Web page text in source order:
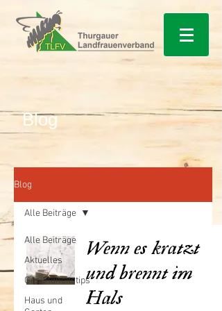
Blog
Blog
Alle Beiträge
Aktuelles
Gesundheitstips
Haus und
Alle Beiträge
Wenn es kratzt
und brennt im
Hals